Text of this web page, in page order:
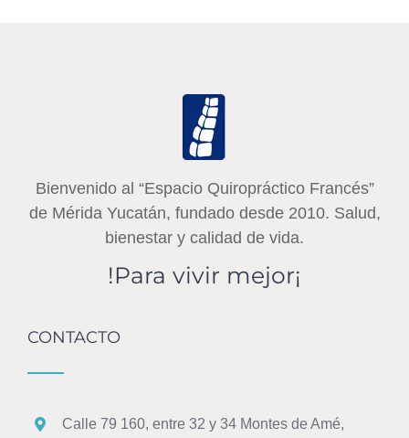
Bienvenido al “Espacio Quiropráctico Francés”
de Mérida Yucatán, fundado desde 2010. Salud,
bienestar y calidad de vida.
!Para vivir mejor¡
CONTACTO
Calle 79 160, entre 32 y 34 Montes de Amé,